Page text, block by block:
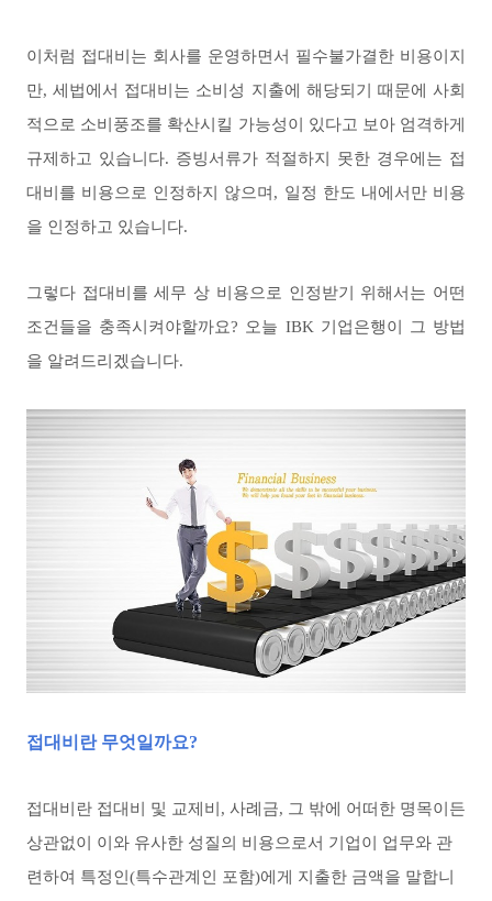
이처럼 접대비는 회사를 운영하면서 필수불가결한 비용이지
만, 세법에서 접대비는 소비성 지출에 해당되기 때문에 사회
적으로 소비풍조를 확산시킬 가능성이 있다고 보아 엄격하게
규제하고 있습니다. 증빙서류가 적절하지 못한 경우에는 접
대비를 비용으로 인정하지 않으며, 일정 한도 내에서만 비용
을 인정하고 있습니다.
그렇다 접대비를 세무 상 비용으로 인정받기 위해서는 어떤
조건들을 충족시켜야할까요? 오늘 IBK 기업은행이 그 방법
을 알려드리겠습니다.
접대비란 무엇일까요?
접대비란 접대비 및 교제비, 사례금, 그 밖에 어떠한 명목이든
상관없이 이와 유사한 성질의 비용으로서 기업이 업무와 관
련하여 특정인(특수관계인 포함)에게 지출한 금액을 말합니